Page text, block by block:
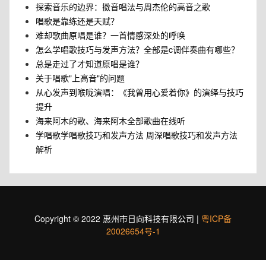
探索音乐的边界：擞音唱法与周杰伦的高音之歌
唱歌是靠练还是天赋？
难却歌曲原唱是谁？一首情感深处的呼唤
怎么学唱歌技巧与发声方法？全部是c调伴奏曲有哪些？
总是走过了才知道原唱是谁？
关于唱歌"上高音"的问题
从心发声到喉咙演唱：《我曾用心爱着你》的演绎与技巧
提升
海来阿木的歌、海来阿木全部歌曲在线听
学唱歌学唱歌技巧和发声方法 周深唱歌技巧和发声方法
解析
Copyright © 2022 惠州市日向科技有限公司 | 粤ICP备
20026654号-1